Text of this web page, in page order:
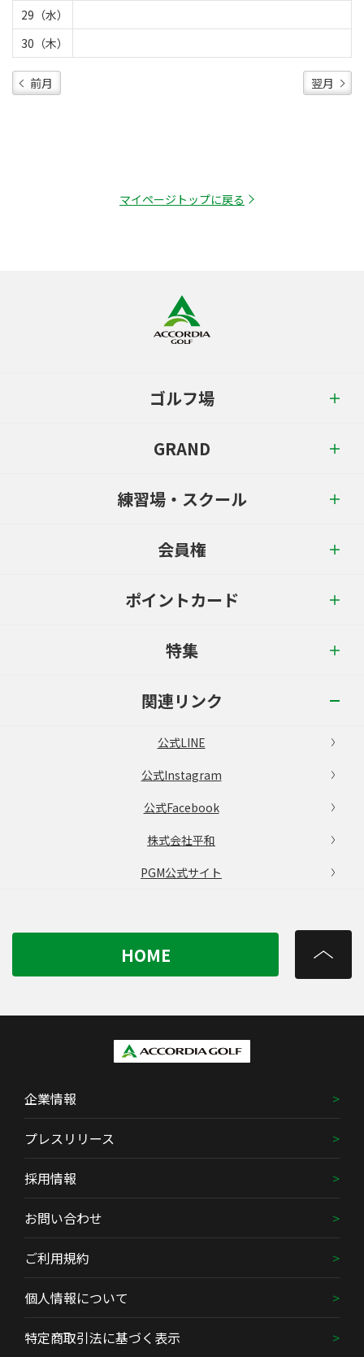
29（水）
30（木）
前月 翌月
マイページトップに戻る
ゴルフ場
GRAND
練習場・スクール
会員権
ポイントカード
特集
関連リンク
公式LINE
公式Instagram
公式Facebook
株式会社平和
PGM公式サイト
HOME
企業情報
プレスリリース
採用情報
お問い合わせ
ご利用規約
個人情報について
特定商取引法に基づく表示